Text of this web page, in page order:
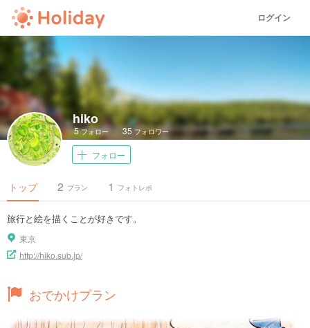
ログイン
hiko
5フォロー 35フォロワー
フォロー
トップ プラン
2 フォトレポ
1
旅行と絵を描くことが好きです。
東京
http://hiko.sub.jp/
おでかけプラン